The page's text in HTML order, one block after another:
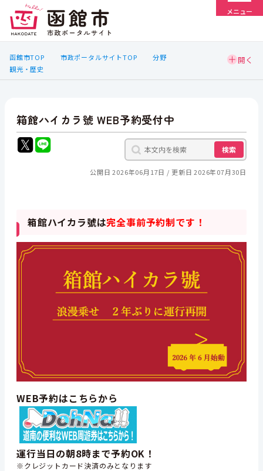
メニュー
函館市TOP 市政ポータルサイトTOP
分野
観光・歴史
箱館ハイカラ號 WEB予約受付中
検索
公開日 2026年06月17日 更新日 2026年07月30日
箱館ハイカラ號は完全事前予約制です！
WEB予約はこちらから
運行当日の朝8時まで予約OK！
※クレジットカード決済のみとなります